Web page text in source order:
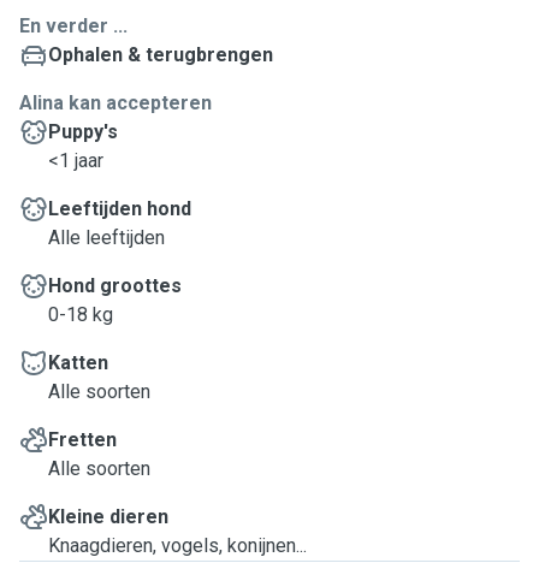
En verder ...
Ophalen & terugbrengen
Alina kan accepteren
Puppy's
<1 jaar
Leeftijden hond
Alle leeftijden
Hond groottes
0-18 kg
Katten
Alle soorten
Fretten
Alle soorten
Kleine dieren
Knaagdieren, vogels, konijnen...